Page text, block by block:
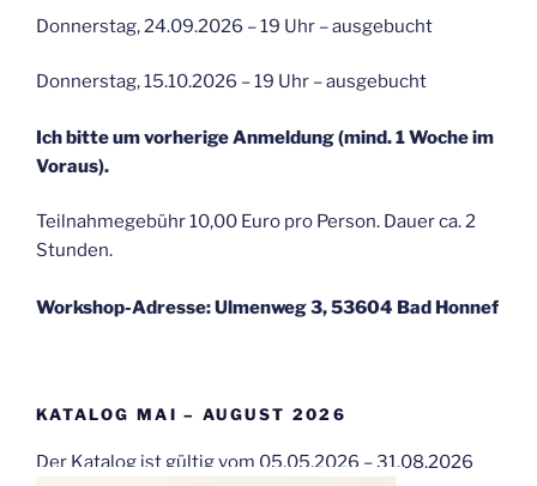
Donnerstag, 24.09.2026 – 19 Uhr – ausgebucht
Donnerstag, 15.10.2026 – 19 Uhr – ausgebucht
Ich bitte um vorherige Anmeldung (mind. 1 Woche im
Voraus).
Teilnahmegebühr 10,00 Euro pro Person. Dauer ca. 2
Stunden.
Workshop-Adresse: Ulmenweg 3, 53604 Bad Honnef
KATALOG MAI – AUGUST 2026
Der Katalog ist gültig vom 05.05.2026 – 31.08.2026